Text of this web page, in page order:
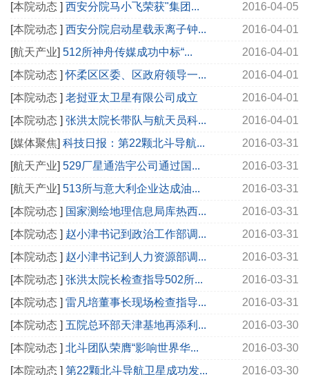
[本院动态 ] 2016-04-05
西安分院马小飞荣获"集团...
[本院动态 ] 2016-04-01
西安分院启动星载汞离子钟...
[航天产业] 2016-04-01
512所神舟传媒成功中标“...
[本院动态 ] 2016-04-01
怀柔区区委、区政府领导一...
[本院动态 ] 2016-04-01
老挝亚太卫星有限公司成立
[本院动态 ] 2016-04-01
张洪太院长带队与航天员科...
[媒体聚焦] 2016-03-31
科技日报：第22颗北斗导航...
[航天产业] 2016-03-31
529厂星通浩宇公司通过国...
[航天产业] 2016-03-31
513所与意大利企业达成油...
[本院动态 ] 2016-03-31
国家测绘地理信息局库热西...
[本院动态 ] 2016-03-31
赵小津书记到政治工作部调...
[本院动态 ] 2016-03-31
赵小津书记到人力资源部调...
[本院动态 ] 2016-03-31
张洪太院长检查指导502所...
[本院动态 ] 2016-03-31
雷凡培董事长现场检查指导...
[本院动态 ] 2016-03-30
五院总环部天津基地再添利...
[本院动态 ] 2016-03-30
北斗团队荣膺“影响世界华...
[本院动态 ] 2016-03-30
第22颗北斗导航卫星成功发...